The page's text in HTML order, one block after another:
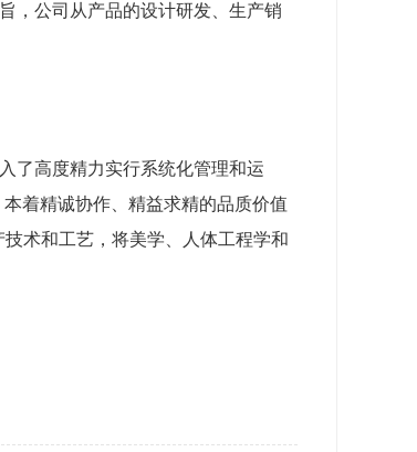
，公司从产品的设计研发、生产销
了高度精力实行系统化管理和运
着精诚协作、精益求精的品质价值
术和工艺，将美学、人体工程学和